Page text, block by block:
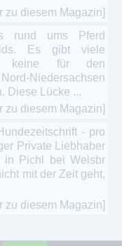
zu diesem Magazin]
rund ums Pferd
Es gibt viele
keine für den
Niedersachsen
Diese Lücke ...
zu diesem Magazin]
- pro
Private Liebhaber
in Pichl bei Welsbr
mit der Zeit geht,
zu diesem Magazin]